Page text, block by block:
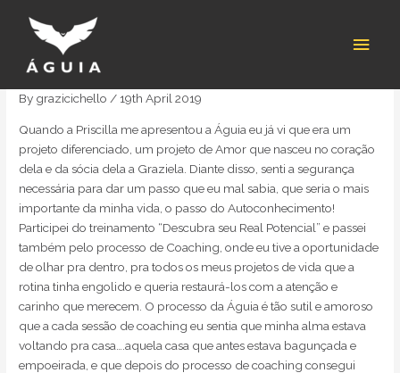
By grazicichello /19th April 2019
Quando a Priscilla me apresentou a Águia eu já vi que era um
projeto diferenciado, um projeto de Amor que nasceu no coração
dela e da sócia dela a Graziela. Diante disso, senti a segurança
necessária para dar um passo que eu mal sabia, que seria o mais
importante da minha vida, o passo do Autoconhecimento!
Participei do treinamento “Descubra seu Real Potencial” e passei
também pelo processo de Coaching, onde eu tive a oportunidade
de olhar pra dentro, pra todos os meus projetos de vida que a
rotina tinha engolido e queria restaurá-los com a atenção e
carinho que merecem. O processo da Águia é tão sutil e amoroso
que a cada sessão de coaching eu sentia que minha alma estava
voltando pra casa….aquela casa que antes estava bagunçada e
empoeirada, e que depois do processo de coaching consegui
navigation